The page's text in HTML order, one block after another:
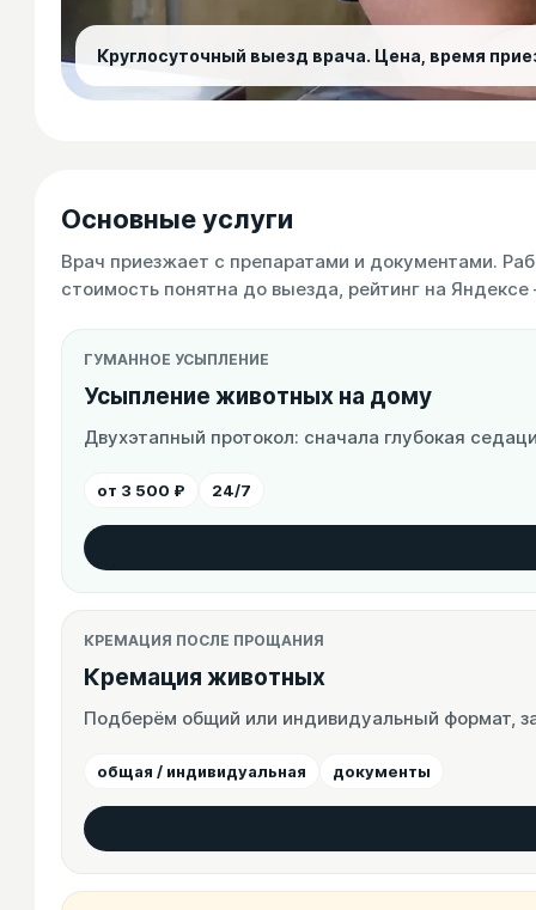
Круглосуточный выезд врача. Цена, время
Основные услуги
Врач приезжает с препаратами и документами.
стоимость понятна до выезда, рейтинг на
ГУМАННОЕ УСЫПЛЕНИЕ
Усыпление животных на дому
Двухэтапный протокол: сначала глубокая
от 3 500 ₽ 24/7
КРЕМАЦИЯ ПОСЛЕ ПРОЩАНИЯ
Кремация животных
Подберём общий или индивидуальный формат,
общая / индивидуальная документы